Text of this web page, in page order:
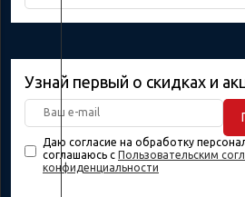
Узнай первый о скидках и
Даю согласие на обработку
соглашаюсь с Пользовательским
конфиденциальности